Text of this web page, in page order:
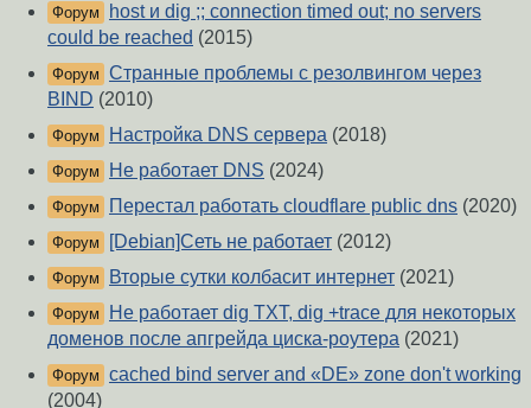
Форум
host и dig ;; connection timed out; no servers
could be reached (2015)
Форум Странные проблемы с резолвингом через
BIND (2010)
Форум Настройка DNS сервера (2018)
Форум Не работает DNS (2024)
Форум Перестал работать cloudflare public dns (2020)
Форум [Debian]Сеть не работает (2012)
Форум Вторые сутки колбасит интернет (2021)
Форум
Не работает dig TXT, dig +trace для некоторых
доменов после апгрейда циска-роутера (2021)
Форум cached bind server and «DE» zone don't working
(2004)